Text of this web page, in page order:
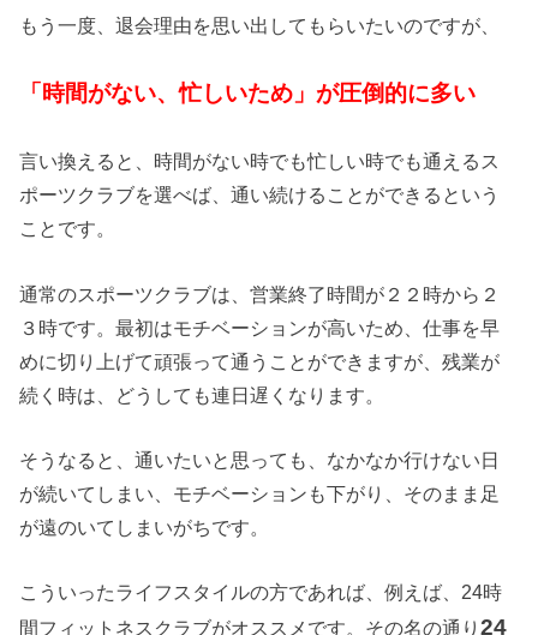
もう一度、退会理由を思い出してもらいたいのですが、
「時間がない、忙しいため」が圧倒的に多い
言い換えると、時間がない時でも忙しい時でも通えるス
ポーツクラブを選べば、通い続けることができるという
ことです。
通常のスポーツクラブは、営業終了時間が２２時から２
３時です。最初はモチベーションが高いため、仕事を早
めに切り上げて頑張って通うことができますが、残業が
続く時は、どうしても連日遅くなります。
そうなると、通いたいと思っても、なかなか行けない日
が続いてしまい、モチベーションも下がり、そのまま足
が遠のいてしまいがちです。
こういったライフスタイルの方であれば、例えば、24時
間フィットネスクラブがオススメです。その名の通り24